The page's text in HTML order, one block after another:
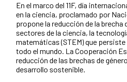
En el marco del 11F, día
en la ciencia, proclamado por
propone la reducción de la brecha
sectores de la ciencia, la
matemáticas (STEM) que persiste
todo el mundo. La Cooperación
reducción de las brechas de
desarrollo sostenible.